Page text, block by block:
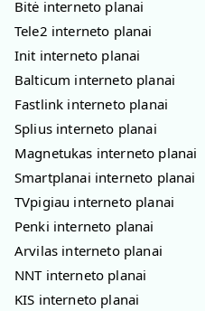
Bitė interneto planai
Tele2 interneto planai
Init interneto planai
Balticum interneto planai
Fastlink interneto planai
Splius interneto planai
Magnetukas interneto planai
Smartplanai interneto planai
TVpigiau interneto planai
Penki interneto planai
Arvilas interneto planai
NNT interneto planai
KIS interneto planai